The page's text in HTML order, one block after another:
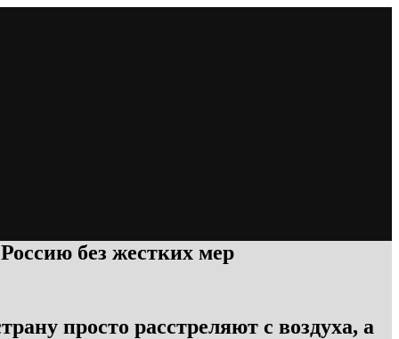
без жестких мер
просто расстреляют с воздуха, а